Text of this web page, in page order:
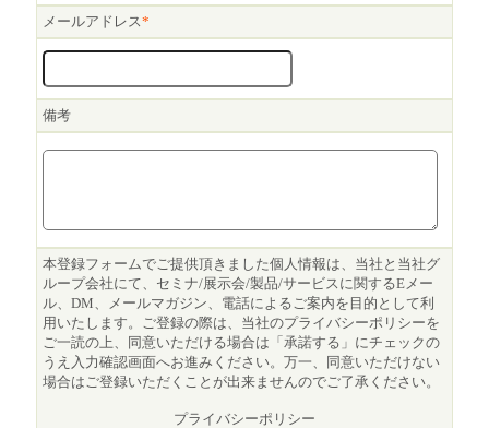
メールアドレス*
備考
本登録フォームでご提供頂きました個人情報は、当社と当社グ
ループ会社にて、セミナ/展示会/製品/サービスに関するEメー
ル、DM、メールマガジン、電話によるご案内を目的として利
用いたします。ご登録の際は、当社のプライバシーポリシーを
ご一読の上、同意いただける場合は「承諾する」にチェックの
うえ入力確認画面へお進みください。万一、同意いただけない
場合はご登録いただくことが出来ませんのでご了承ください。
プライバシーポリシー